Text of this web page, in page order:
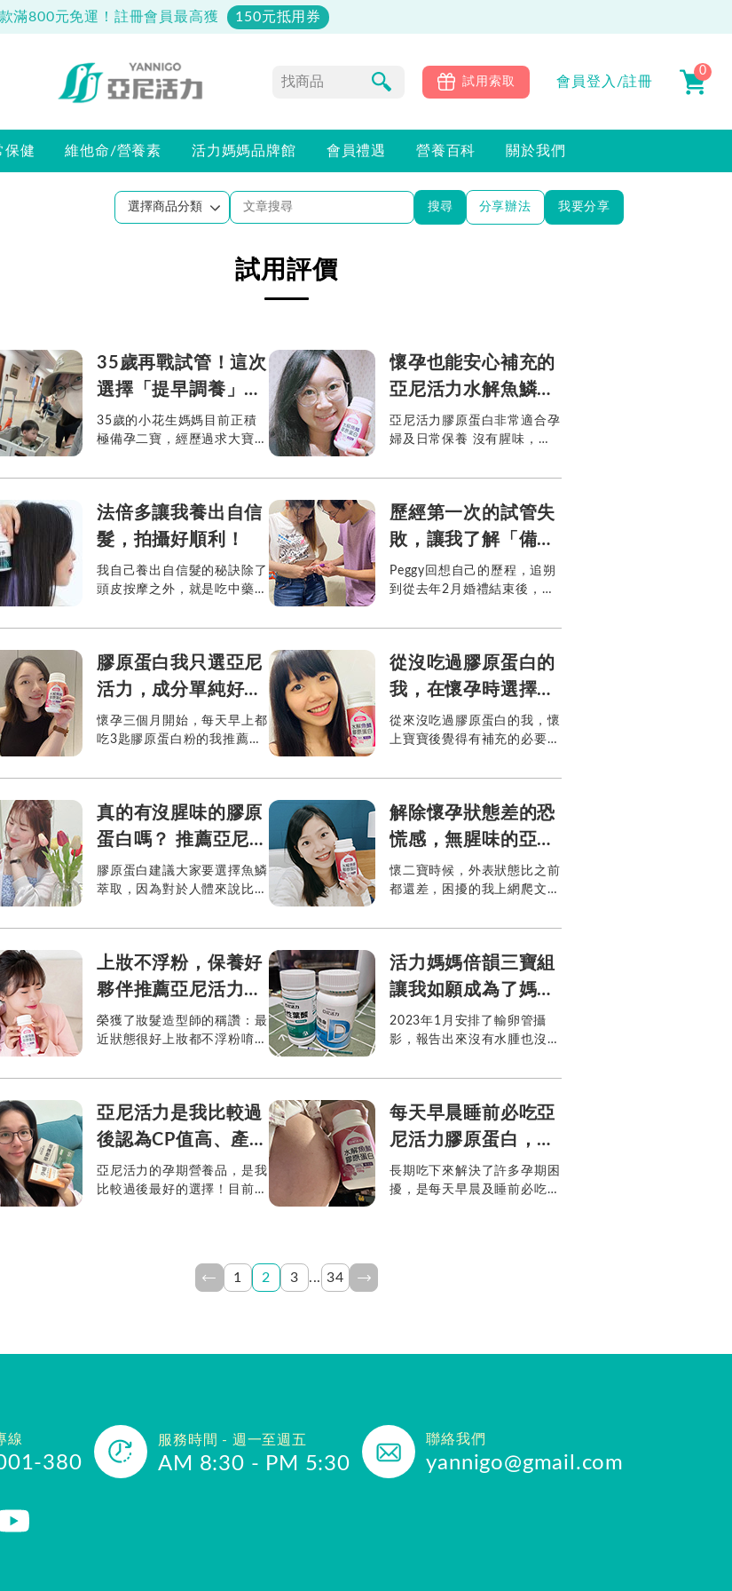
滿800元免運！註冊會員最高獲 150元抵用券
試用索取 會員登入/註冊
0
保健 維他命/營養素 活力媽媽品牌館 會員禮遇 營養百科 關於我們
搜尋 分享辦法 我要分享
試用評價
35歲再戰試管！這次
選擇「提早調養」，
扭轉體質劣勢
35歲的小花生媽媽目前正積
極備孕二寶，經歷過求大寶的
「提前開始養卵」絕對是備孕
在Instagram記錄自己養卵...
懷孕也能安心補充的
亞尼活力水解魚鱗膠
原蛋白粉
亞尼活力膠原蛋白非常適合孕
婦及日常保養 沒有腥味，帶
取，非常好吸收 我從懷孕3個
狀態 搭配水果或維...
法倍多讓我養出自信
髮，拍攝好順利！
我自己養出自信髮的秘訣除了
頭皮按摩之外，就是吃中藥
角蛋白健康的營養是很重要
他命A、C、E、B12的輔助，
都...
歷經第一次的試管失
敗，讓我了解「備
孕」的重要性
Peggy回想自己的歷程，追朔
到從去年2月婚禮結束後，就
沒有做功課，因此對準備懷孕
1顆卵泡的取卵手術並進行
植...
膠原蛋白我只選亞尼
活力，成分單純好安
心
懷孕三個月開始，每天早上都
吃3匙膠原蛋白粉的我推薦亞
成分非常單純，沒有其他添加
從沒吃過膠原蛋白的
我，在懷孕時選擇了
亞尼活力100%魚鱗
水解膠原蛋白粉！
從來沒吃過膠原蛋白的我，懷
上寶寶後覺得有補充的必要，
療，於是鎖定 懷孕哺乳期也
魚鱗膠原蛋白 ...
真的有沒腥味的膠原
蛋白嗎？ 推薦亞尼活
力水解魚鱗膠原蛋白
膠原蛋白建議大家要選擇魚鱗
萃取，因為對於人體來說比較
力就是採用日本NIPPI魚鱗水
解除懷孕狀態差的恐
慌感，無腥味的亞尼
活力膠原蛋白我會持
續回購！
懷二寶時候，外表狀態比之前
都還差，困擾的我上網爬文發
白，仔細比較發現亞尼活力成
都很適合食用。現在生完二寶
了，...
上妝不浮粉，保養好
夥伴推薦亞尼活力水
解魚鱗膠原蛋白
榮獲了妝髮造型師的稱讚：最
近狀態很好上妝都不浮粉唷！
養！如何顧好美麗的狀態都要
尼活力魚鱗水解膠原蛋白，不
僅沒...
活力媽媽倍韻三寶組
讓我如願成為了媽
媽!!
2023年1月安排了輸卵管攝
影，報告出來沒有水腫也沒有
4月還沒有好消息，我詢問醫
說過了半年可以重新檢查
TSH...
亞尼活力是我比較過
後認為CP值高、產品
又很棒的孕期營養品
牌！
亞尼活力的孕期營養品，是我
比較過後最好的選擇！目前買
每天早晨睡前必吃亞
尼活力膠原蛋白，無
腥味孕媽媽很適合
長期吃下來解決了許多孕期困
擾，是每天早晨及睡前必吃的
1 2 3 ... 34
線
380
服務時間 - 週一至週五
AM 8:30 - PM 5:30
聯絡我們
yannigo@gmail.com